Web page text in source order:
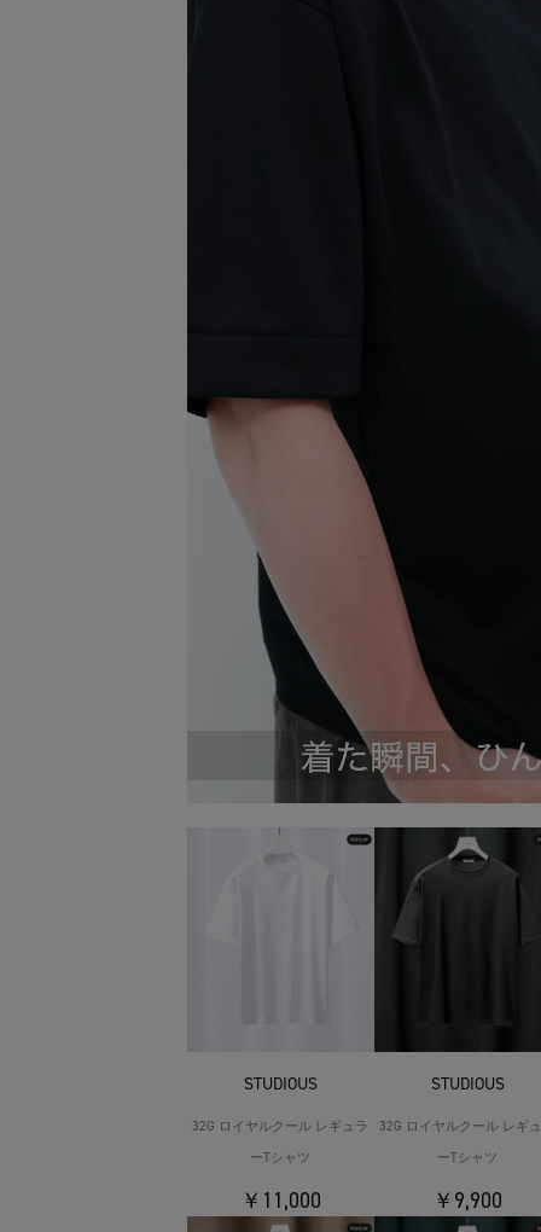
STUDIOUS
32G ロイヤルクール レギュラ
ーTシャツ
￥11,000
STUDIOUS
32G ロイヤルクール レギ
ーTシャツ
￥9,900